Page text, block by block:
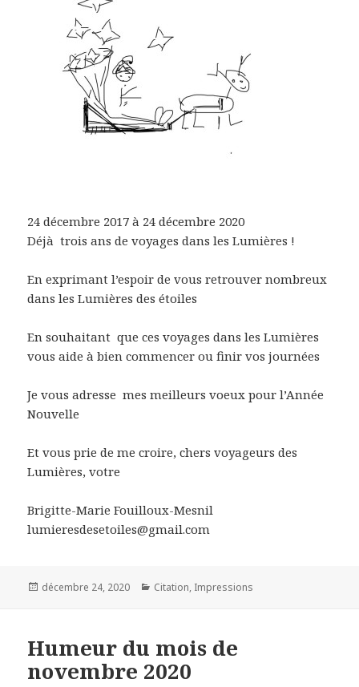
24 décembre 2017 à 24 décembre 2020
Déjà trois ans de voyages dans les Lumières !
En exprimant l’espoir de vous retrouver nombreux
dans les Lumières des étoiles
En souhaitant que ces voyages dans les Lumières
vous aide à bien commencer ou finir vos journées
Je vous adresse mes meilleurs voeux pour l’Année
Nouvelle
Et vous prie de me croire, chers voyageurs des
Lumières, votre
Brigitte-Marie Fouilloux-Mesnil
lumieresdesetoiles@gmail.com
Posted
décembre 24, 2020 Categories
Citation, Impressions
Humeur du mois de
novembre 2020